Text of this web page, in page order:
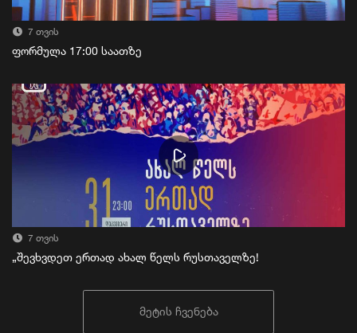
7 თვის
ფორმულა 17:00 საათზე
7 თვის
„შევხვდეთ ერთად ახალ წელს რუსთაველზე!
მეტის ჩვენება